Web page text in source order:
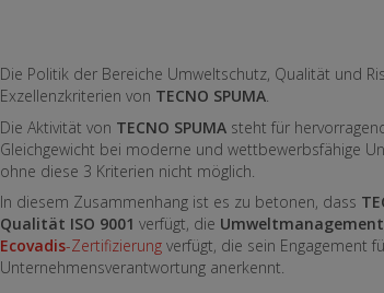
Die Politik der Bereiche Umweltschutz, Qualität und
Exzellenzkriterien von TECNO SPUMA.
Die Aktivität von TECNO SPUMA steht für
Gleichgewicht bei moderne und wettbewerbsfähige
ohne diese 3 Kriterien nicht möglich.
In diesem Zusammenhang ist es zu betonen, dass
Qualität ISO 9001 verfügt, die
Ecovadis-Zertifizierung verfügt, die sein Engagement
Unternehmensverantwortung anerkennt.